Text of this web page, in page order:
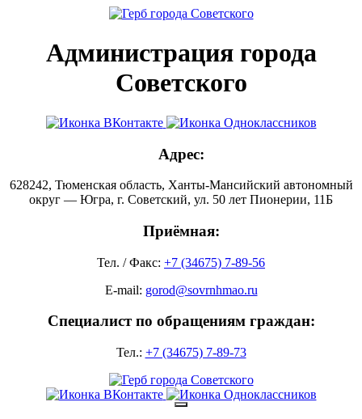
Администрация города
Советского
Адрес:
628242, Тюменская область, Ханты-Мансийский автономный
округ — Югра, г. Советский, ул. 50 лет Пионерии, 11Б
Приёмная:
Тел. / Факс: +7 (34675) 7-89-56
E-mail: gorod@sovrnhmao.ru
Специалист по обращениям граждан:
Тел.: +7 (34675) 7-89-73